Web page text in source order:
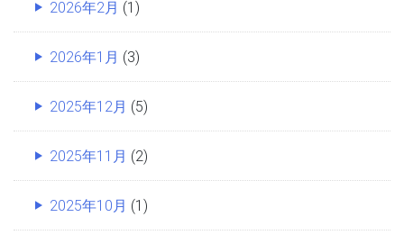
2026年2月 (1)
2026年1月 (3)
2025年12月 (5)
2025年11月 (2)
2025年10月 (1)